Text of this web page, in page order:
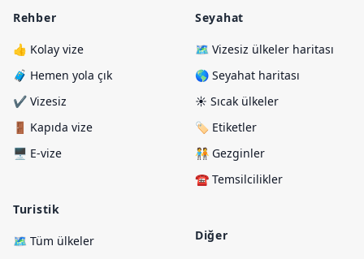
Rehber
👍 Kolay vize
🧳 Hemen yola çık
✔️ Vizesiz
🚪 Kapıda vize
🖥️ E-vize
Turistik
🗺️ Tüm ülkeler
Seyahat
🗺️ Vizesiz ülkeler haritası
🌎 Seyahat haritası
☀️ Sıcak ülkeler
🏷️ Etiketler
🧑‍🤝‍🧑 Gezginler
☎️ Temsilcilikler
Diğer